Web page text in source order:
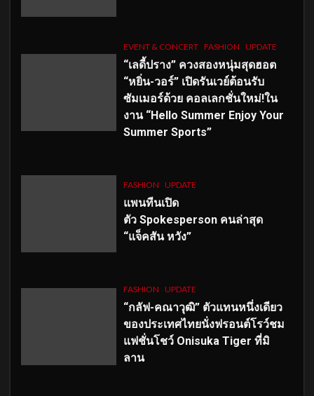
EVENT & CONCERT FASHION UPDATE
“เลดี้ปราง” ควงสองหนุ่มสุดฮอต
“หยิ่น-วอร์” เปิดรันเวย์ต้อนรับ
ซัมเมอร์ด้วย คอลเลกชั่นใหม่!ใน
งาน “Hello Summer Enjoy Your
Summer Sports”
FASHION UPDATE
แพนทีนเปิด
ตัว Spokesperson คนล่าสุด
“แจ็คสัน หวัง”
FASHION UPDATE
“กลัฟ-คณาวุฒิ” ตัวแทนหนึ่งเดียว
ของประเทศไทยนั่งฟรอนต์โรว์ชม
แฟชั่นโชว์ Onisuka Tiger ที่มิ
ลาน